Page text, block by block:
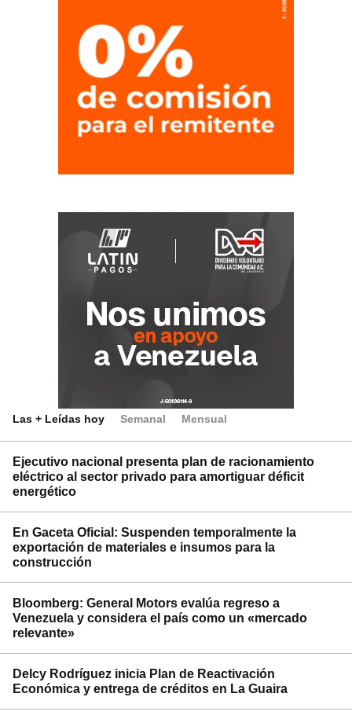
Las + Leídas hoy Semanal Mensual
Ejecutivo nacional presenta plan de racionamiento
eléctrico al sector privado para amortiguar déficit
energético
En Gaceta Oficial: Suspenden temporalmente la
exportación de materiales e insumos para la
construcción
Bloomberg: General Motors evalúa regreso a
Venezuela y considera el país como un «mercado
relevante»
Delcy Rodríguez inicia Plan de Reactivación
Económica y entrega de créditos en La Guaira